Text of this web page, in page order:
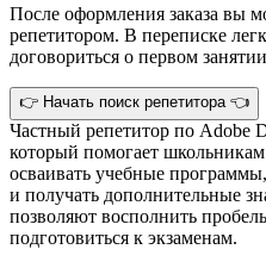
После оформления заказа вы
репетитором. В переписке
договориться о первом
👉 Начать поиск репетитора 👈
Частный репетитор по Adobe
который помогает
осваивать учебные
и получать дополнительные
позволяют восполнить
подготовиться к экзаменам.